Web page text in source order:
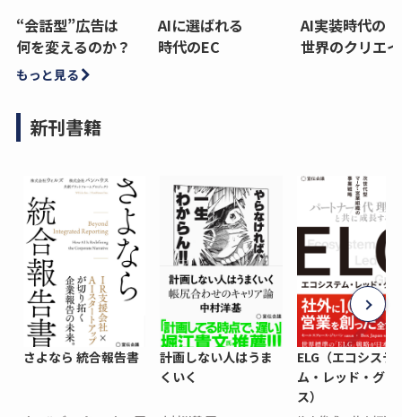
“会話型”広告は
何を変えるのか？
AIに選ばれる
時代のEC
AI実装時代の
世界のクリエ
もっと見る
新刊書籍
さよなら 統合報告書
計画しない人はうま
くいく
ELG（エコシステ
ム・レッド・グロ
ス）